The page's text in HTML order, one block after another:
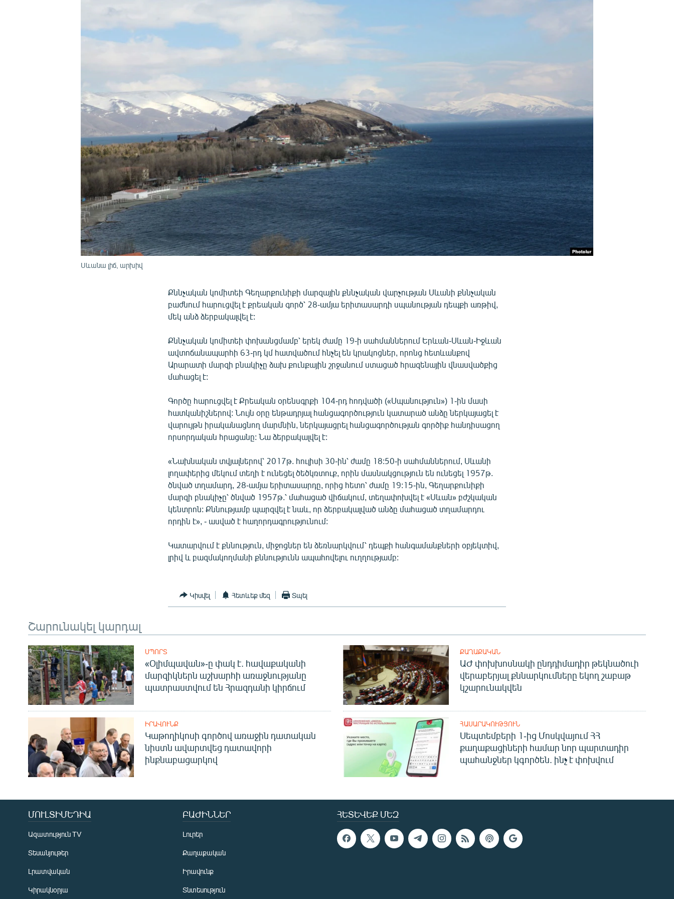
ՁԳՏԵԼՈՎ ԼԱՎԱԳՈՒՅՆԻՆ
Սևանա լիճ, արխիվ
Քննչական կոմիտեի Գեղարքունիքի մարզային քննչական վարչության Սևանի քննչական
բաժնում հարուցվել է քրեական գործ՝ 28-ամյա երիտասարդի սպանության դեպքի առթիվ,
մեկ անձ ձերբակալվել է:
Քննչական կոմիտեի փոխանցմամբ՝ երեկ ժամը 19-ի սահմաններում Երևան-Սևան-Իջևան
ավտոճանապարհի 63-րդ կմ հատվածում հնչել են կրակոցներ, որոնց հետևանքով
Արարատի մարզի բնակիչը ձախ քունքային շրջանում ստացած հրազենային վնասվածքից
մահացել է:
Գործը հարուցվել է Քրեական օրենսգրքի 104-րդ հոդվածի («Սպանություն») 1-ին մասի
հատկանիշներով: Նույն օրը ենթադրյալ հանցագործություն կատարած անձը ներկայացել է
վարույթն իրականացնող մարմնին, ներկայացրել հանցագործության գործիք հանդիսացող
որսորդական հրացանը: Նա ձերբակալվել է:
«Նախնական տվյալներով՝ 2017թ. հուլիսի 30-ին՝ ժամը 18:50-ի սահմաններում, Սևանի
լողափերից մեկում տեղի է ունեցել ծեծկռտուք, որին մասնակցություն են ունեցել 1957թ.
ծնված տղամարդ, 28-ամյա երիտասարդը, որից հետո՝ ժամը 19:15-ին, Գեղարքունիքի
մարզի բնակիչը՝ ծնված 1957թ.՝ մահացած վիճակում, տեղափոխվել է «Սևան» բժշկական
կենտրոն: Քննությամբ պարզվել է նաև, որ ձերբակալված անձը մահացած տղամարդու
որդին է», - ասված է հաղորդագրությունում:
Կատարվում է քննություն, միջոցներ են ձեռնարկվում՝ դեպքի հանգամանքների օբյեկտիվ,
լրիվ և բազմակողմանի քննությունն ապահովելու ուղղությամբ:
Կիսվել Հետևեք մեզ Տպել
Շարունակել կարդալ
ՍՊՈՐՏ
«Օլիմպավան»-ը փակ է. հավաքականի
մարզիկներն աշխարհի առաջնությանը
պատրաստվում են Հրազդանի կիրճում
ՔԱՂԱՔԱԿԱՆ
ԱԺ փոխխոսնակի ընդդիմադիր թեկնածուի
վերաբերյալ քննարկումները եկող շաբաթ
կշարունակվեն
ԻՐԱՎՈՒՆՔ
Կաթողիկոսի գործով առաջին դատական
նիստն ավարտվեց դատավորի
ինքնաբացարկով
ՀԱՍԱՐԱԿՈՒԹՅՈՒՆ
Սեպտեմբերի 1-ից Մոսկվայում ՀՀ
քաղաքացիների համար նոր պարտադիր
պահանջներ կգործեն. ինչ է փոխվում
ՀԵՏԵՎԵՔ ՄԵԶ
ՄՈՒԼՏԻՄԵԴԻԱ
Ազատություն TV
Տեսանյութեր
Լրատվական
Կիրակնօրյա
ԲԱԺԻՆՆԵՐ
Լուրեր
Քաղաքական
Իրավունք
Տնտեսություն